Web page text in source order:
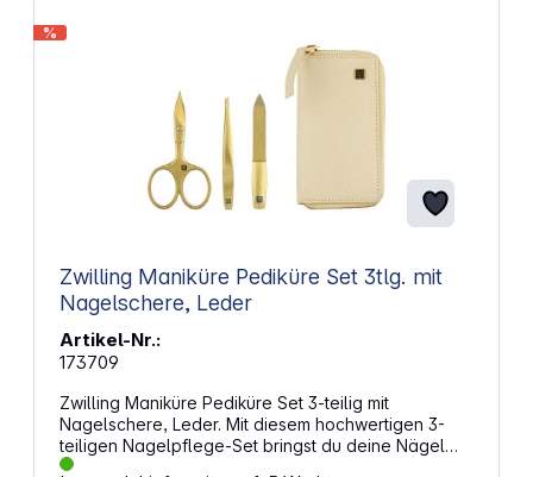
%
Zwilling Maniküre Pediküre Set 3tlg. mit
Nagelschere, Leder
Artikel-Nr.:
173709
Zwilling Maniküre Pediküre Set 3-teilig mit
Nagelschere, Leder. Mit diesem hochwertigen 3-
teiligen Nagelpflege-Set bringst du deine Nägel
und Haut perfekt in Form – egal ob zuhause oder